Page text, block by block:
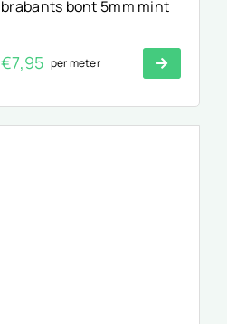
brabants bont 5mm mint
€7,95 per meter